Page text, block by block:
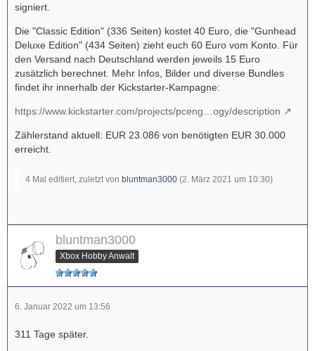
signiert.
Die "Classic Edition" (336 Seiten) kostet 40 Euro, die "Gunhead
Deluxe Edition" (434 Seiten) zieht euch 60 Euro vom Konto. Für
den Versand nach Deutschland werden jeweils 15 Euro
zusätzlich berechnet. Mehr Infos, Bilder und diverse Bundles
findet ihr innerhalb der Kickstarter-Kampagne:
https://www.kickstarter.com/projects/pceng…ogy/description
Zählerstand aktuell: EUR 23.086 von benötigten EUR 30.000
erreicht.
4 Mal editiert, zuletzt von bluntman3000 (2. März 2021 um 10:30)
bluntman3000
Xbox Hobby Anwalt
6. Januar 2022 um 13:56
311 Tage später.